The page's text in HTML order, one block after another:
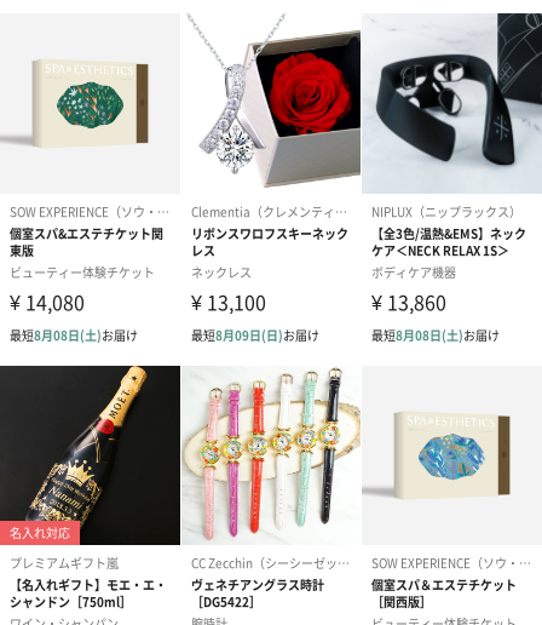
ゼリーバウム カット
（レモン＆紅茶）（432
円）
麦わらパンダバウム
（バナナ味）（540円）
3層デザート
ェ〜国産フル
り〜 3号（864
スキンケアグッズを同梱してお届けします。
ハンドクリーム3本セッ
ト【ありがとう】
（1,100円）
シャワージェル＆ハン
ドクリーム（ピンクグ
レープフルーツ）
（2,145円）
シャワージェ
ドクリーム（
ッシュローズ
リラックスグッズ